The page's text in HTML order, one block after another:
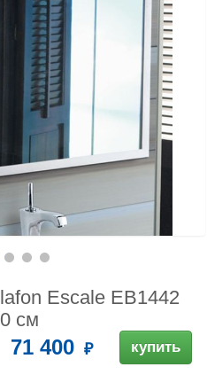
Escale EB1442
см
71 400 купить